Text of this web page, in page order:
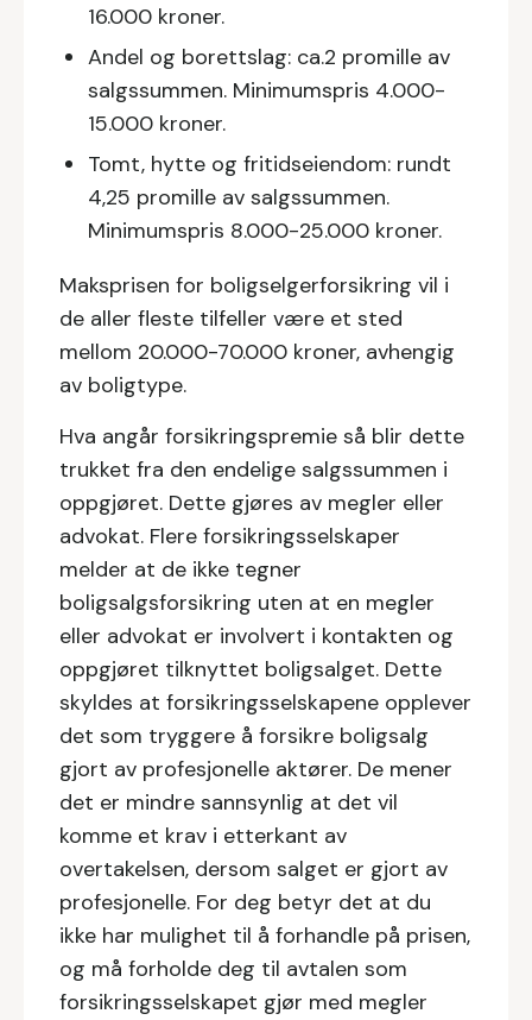
16.000 kroner.
Andel og borettslag: ca.2 promille av
salgssummen. Minimumspris 4.000-
15.000 kroner.
Tomt, hytte og fritidseiendom: rundt
4,25 promille av salgssummen.
Minimumspris 8.000-25.000 kroner.
Maksprisen for boligselgerforsikring vil i
de aller fleste tilfeller være et sted
mellom 20.000-70.000 kroner, avhengig
av boligtype.
Hva angår forsikringspremie så blir dette
trukket fra den endelige salgssummen i
oppgjøret. Dette gjøres av megler eller
advokat. Flere forsikringsselskaper
melder at de ikke tegner
boligsalgsforsikring uten at en megler
eller advokat er involvert i kontakten og
oppgjøret tilknyttet boligsalget. Dette
skyldes at forsikringsselskapene opplever
det som tryggere å forsikre boligsalg
gjort av profesjonelle aktører. De mener
det er mindre sannsynlig at det vil
komme et krav i etterkant av
overtakelsen, dersom salget er gjort av
profesjonelle. For deg betyr det at du
ikke har mulighet til å forhandle på prisen,
og må forholde deg til avtalen som
forsikringsselskapet gjør med megler